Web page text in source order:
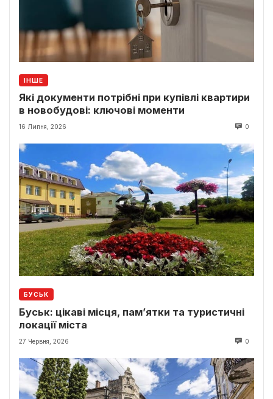
ІНШЕ
Які документи потрібні при купівлі квартири
в новобудові: ключові моменти
16 Липня, 2026 0
БУСЬК
Буськ: цікаві місця, пам’ятки та туристичні
локації міста
27 Червня, 2026 0